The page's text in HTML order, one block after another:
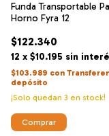
Funda Transportable
Horno Fyra 12
$122.340
12 x $10.195 sin
$103.989 con
depósito
¡Solo quedan 3 en stock!